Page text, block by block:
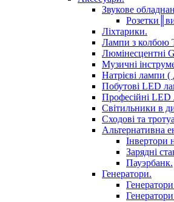
Звукове
Ліхтарики.
Лампи з колбою
Люмінесцентні
Музичні
Натрієві лампи
Побутові LED
Професійні LED
Світильники в
Сходові та
Альтернативна
Інвертори
Зарядні
Пауэрбанк.
Генератори.